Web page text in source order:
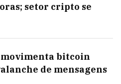
setor cripto se
bitcoin
de mensagens